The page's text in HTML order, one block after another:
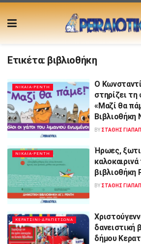
Ετικέτα: βιβλιοθήκη
ΝΙΚΑΙΑ-ΡΕΝΤΗ
Ο
στηρίζει τη
«Μαζί θα
Βιβλιοθήκη
BY ΣΤΑΘΗΣ
ΝΙΚΑΙΑ-ΡΕΝΤΗ
Ήρωες,
βιβλιοθήκη
BY ΣΤΑΘΗΣ
ΚΕΡΑΤΣΙΝΙ-ΔΡΑΠΕΤΣΩΝΑ
δανειστική
δήμου